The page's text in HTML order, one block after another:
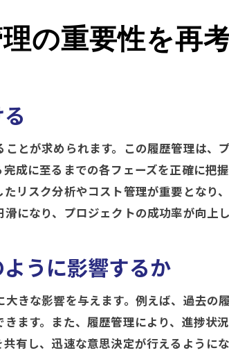
らす施工管理の効率化と品質向上
歴管理で施工スケジュールを最適化
の効率化に繋がる履歴分析の手法
ステムの導入でコスト削減を実現
可能にするプロジェクトの透明性
高めるための履歴データの活用
ける履歴管理でトラブル未然防止
工履歴から学ぶトラブル予防法
例から見る履歴管理の重要性
役立つ履歴管理の具体的な活用法
基にした緊急対応策の構築
おける問題発生の未然防止策
の重要性を再
とが求められます。この履歴管理は、
成に至るまでの各フェーズを正確に把
リスク分析やコスト管理が重要となり
になり、プロジェクトの成功率が向上し
うに影響するか
きな影響を与えます。例えば、過去の
ます。また、履歴管理により、進捗状
有し、迅速な意思決定が行えるように